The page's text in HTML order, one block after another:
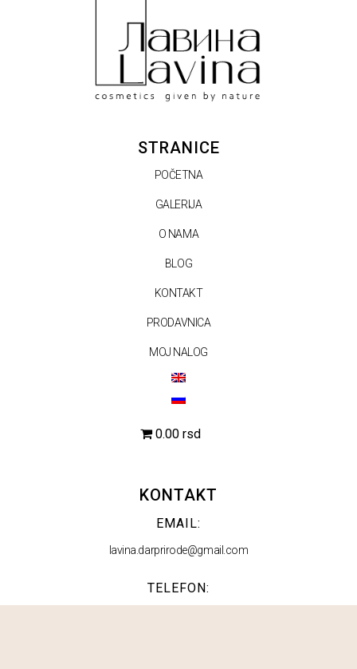
STRANICE
POČETNA
GALERIJA
O NAMA
BLOG
KONTAKT
PRODAVNICA
MOJ NALOG
0.00 rsd
KONTAKT
EMAIL:
lavina.darprirode@gmail.com
TELEFON: